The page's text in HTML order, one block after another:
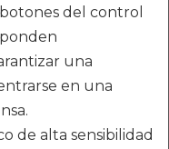
del control
una
en una
de alta sensibilidad